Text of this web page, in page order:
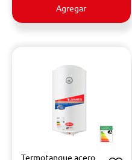
Agregar
Termotanque acero